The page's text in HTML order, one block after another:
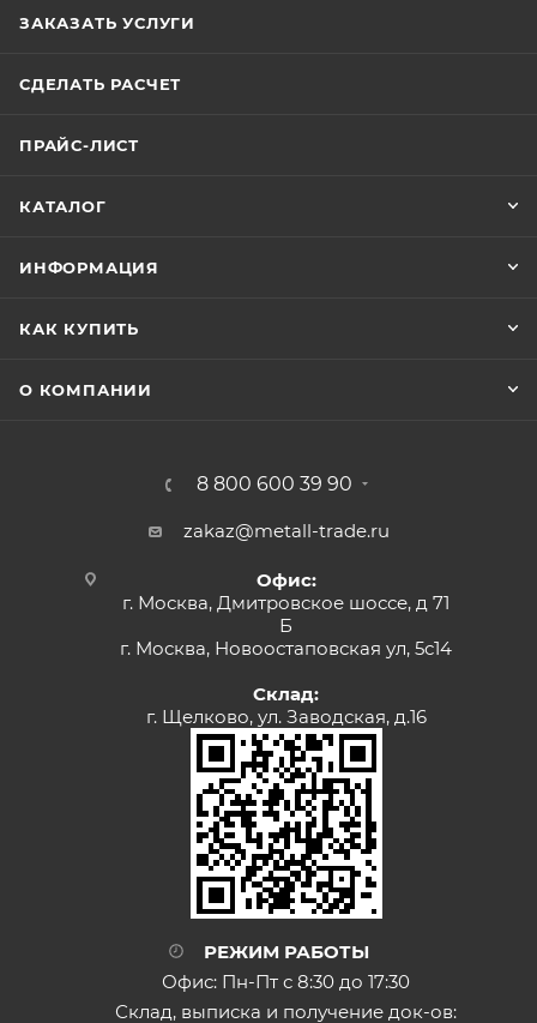
ЗАКАЗАТЬ УСЛУГИ
СДЕЛАТЬ РАСЧЕТ
ПРАЙС-ЛИСТ
КАТАЛОГ
ИНФОРМАЦИЯ
КАК КУПИТЬ
О КОМПАНИИ
8 800 600 39 90
zakaz@metall-trade.ru
Офис:
г. Москва, Дмитровское шоссе, д 71
Б
г. Москва, Новоостаповская ул, 5с14
Склад:
г. Щелково, ул. Заводская, д.16
РЕЖИМ РАБОТЫ
Офис: Пн-Пт с 8:30 до 17:30
Склад, выписка и получение док-ов: